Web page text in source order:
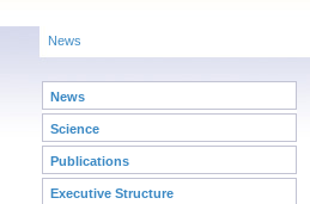
News
News
Science
Publications
Executive Structure